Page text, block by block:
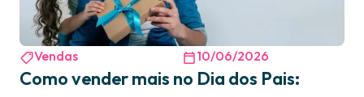
Vendas 10/06/2026
Como vender mais no Dia dos Pais: